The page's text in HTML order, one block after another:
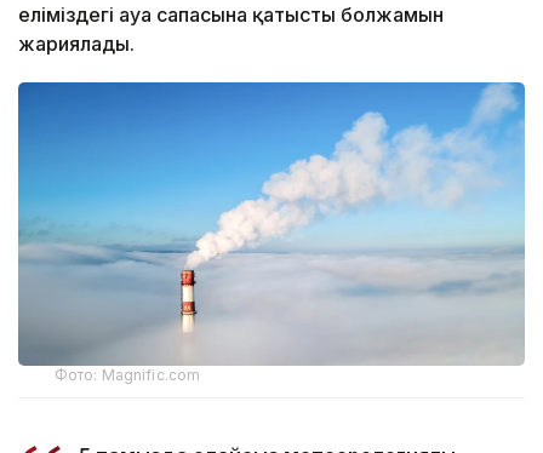
еліміздегі ауа сапасына қатысты болжамын
жариялады.
Фото: Magnific.com